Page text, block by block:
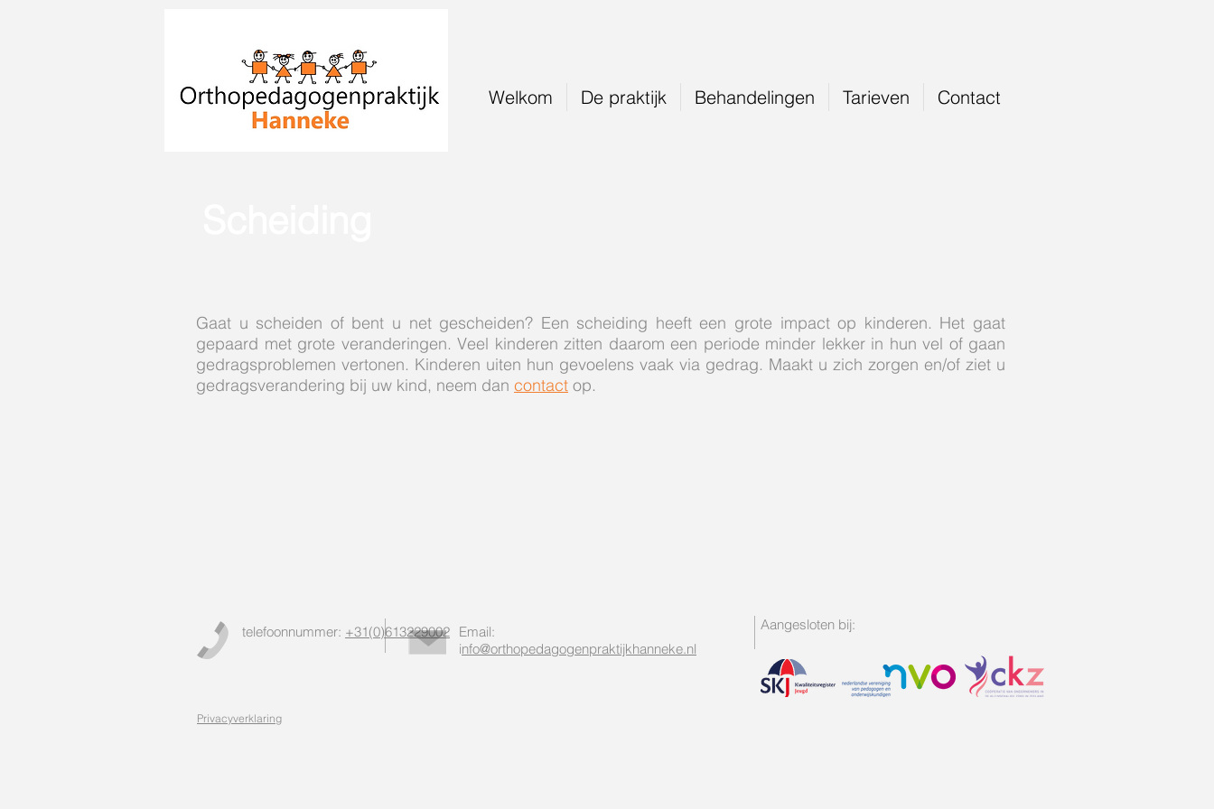
Welkom De praktijk Behandelingen Tarieven Contact
Gaat u scheiden of bent u net gescheiden? Een scheiding heeft een grote impact op kinderen. Het gaat
gepaard met grote veranderingen. Veel kinderen zitten daarom een periode minder lekker in hun vel of gaan
gedragsproblemen vertonen. Kinderen uiten hun gevoelens vaak via gedrag. Maakt u zich zorgen en/of ziet u
gedragsverandering bij uw kind, neem dan contact op.
telefoonnummer: +31(0)613229002 Email:
info@orthopedagogenpraktijkhanneke.nl
Aangesloten bij:
Privacyverklaring